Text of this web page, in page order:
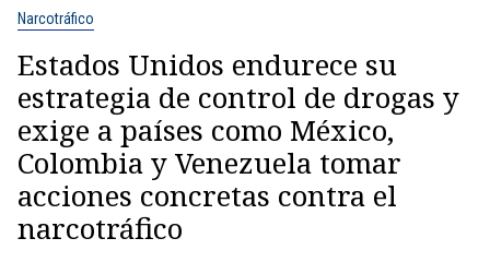
Narcotráfico
Estados Unidos endurece su
estrategia de control de drogas y
exige a países como México,
Colombia y Venezuela tomar
acciones concretas contra el
narcotráfico